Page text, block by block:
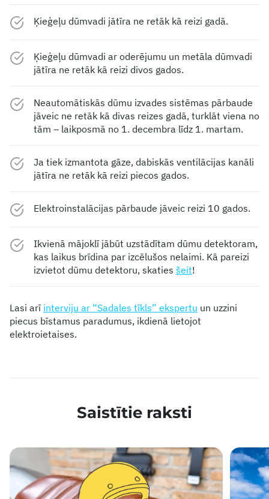
Ķieģeļu dūmvadi jātīra ne retāk kā reizi gadā.
Ķieģeļu dūmvadi ar oderējumu un metāla dūmvadi
jātīra ne retāk kā reizi divos gados.
Neautomātiskās dūmu izvades sistēmas pārbaude
jāveic ne retāk kā divas reizes gadā, turklāt viena no
tām – laikposmā no 1. decembra līdz 1. martam.
Ja tiek izmantota gāze, dabiskās ventilācijas kanāli
jātīra ne retāk kā reizi piecos gados.
Elektroinstalācijas pārbaude jāveic reizi 10 gados.
Ikvienā mājoklī jābūt uzstādītam dūmu detektoram,
kas laikus brīdina par izcēlušos nelaimi. Kā pareizi
izvietot dūmu detektoru, skaties šeit!
Lasi arī interviju ar “Sadales tīkls” ekspertu un uzzini
piecus bīstamus paradumus, ikdienā lietojot
elektroietaises.
Saistītie raksti